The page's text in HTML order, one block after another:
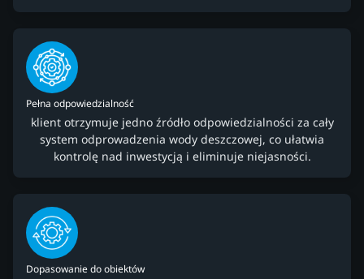
Pełna odpowiedzialność
klient otrzymuje jedno źródło odpowiedzialności za cały
system odprowadzenia wody deszczowej, co ułatwia
kontrolę nad inwestycją i eliminuje niejasności.
Dopasowanie do obiektów